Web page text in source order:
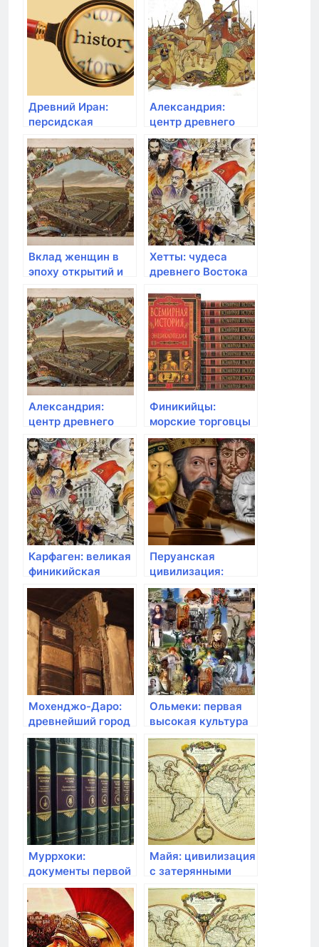
Древний Иран:
персидская
империя и
Зороастризм
Александрия:
центр древнего
мирового знания
Вклад женщин в
эпоху открытий и
межкультурный
обмен
Хетты: чудеса
древнего Востока
Александрия:
центр древнего
мирового знания
Финикийцы:
морские торговцы
и открытие
Британии
Карфаген: великая
финикийская
империя
Перуанская
цивилизация:
тайна города
Мачу-Пикчу
Мохенджо-Даро:
древнейший город
в Индии
Ольмеки: первая
высокая культура
в Месоамерике
Муррхоки:
документы первой
цивилизации на
Тихом океане
Майя: цивилизация
с затерянными
городами